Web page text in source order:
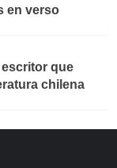
en verso
escritor que
chilena